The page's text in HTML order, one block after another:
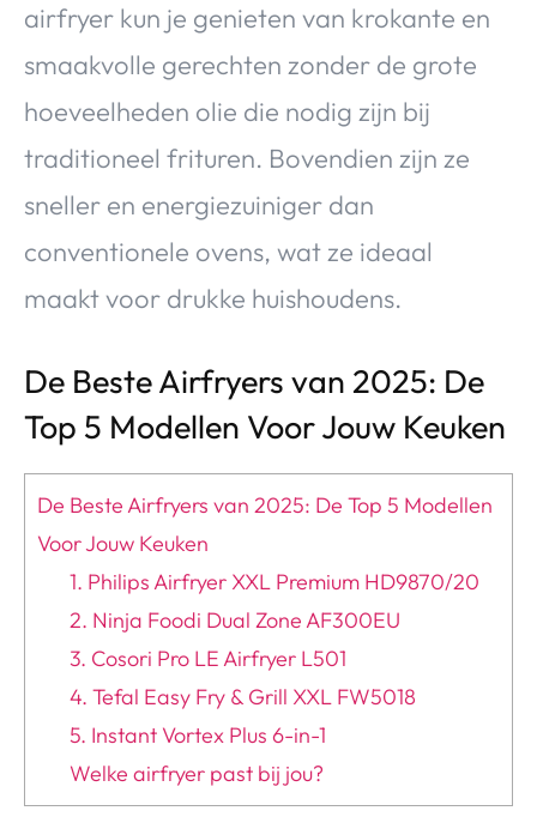
airfryer kun je genieten van krokante en
smaakvolle gerechten zonder de grote
hoeveelheden olie die nodig zijn bij
traditioneel frituren. Bovendien zijn ze
sneller en energiezuiniger dan
conventionele ovens, wat ze ideaal
maakt voor drukke huishoudens.
De Beste Airfryers van 2025: De
Top 5 Modellen Voor Jouw Keuken
De Beste Airfryers van 2025: De Top 5 Modellen
Voor Jouw Keuken
1. Philips Airfryer XXL Premium HD9870/20
2. Ninja Foodi Dual Zone AF300EU
3. Cosori Pro LE Airfryer L501
4. Tefal Easy Fry & Grill XXL FW5018
5. Instant Vortex Plus 6-in-1
Welke airfryer past bij jou?